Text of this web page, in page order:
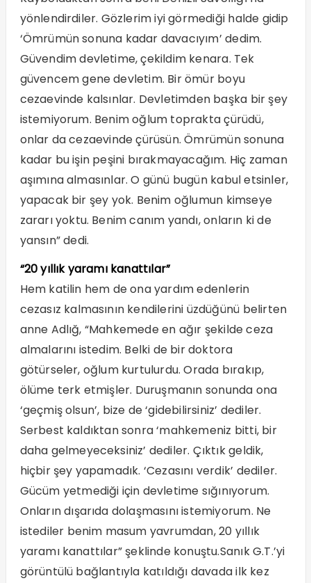
yönlendirdiler. Gözlerim iyi görmediği halde gidip
‘Ömrümün sonuna kadar davacıyım’ dedim.
Güvendim devletime, çekildim kenara. Tek
güvencem gene devletim. Bir ömür boyu
cezaevinde kalsınlar. Devletimden başka bir şey
istemiyorum. Benim oğlum toprakta çürüdü,
onlar da cezaevinde çürüsün. Ömrümün sonuna
kadar bu işin peşini bırakmayacağım. Hiç zaman
aşımına almasınlar. O günü bugün kabul etsinler,
yapacak bir şey yok. Benim oğlumun kimseye
zararı yoktu. Benim canım yandı, onların ki de
yansın” dedi.
“20 yıllık yaramı kanattılar”
Hem katilin hem de ona yardım edenlerin
cezasız kalmasının kendilerini üzdüğünü belirten
anne Adlığ, “Mahkemede en ağır şekilde ceza
almalarını istedim. Belki de bir doktora
götürseler, oğlum kurtulurdu. Orada bırakıp,
ölüme terk etmişler. Duruşmanın sonunda ona
‘geçmiş olsun’, bize de ‘gidebilirsiniz’ dediler.
Serbest kaldıktan sonra ‘mahkemeniz bitti, bir
daha gelmeyeceksiniz’ dediler. Çıktık geldik,
hiçbir şey yapamadık. ‘Cezasını verdik’ dediler.
Gücüm yetmediği için devletime sığınıyorum.
Onların dışarıda dolaşmasını istemiyorum. Ne
istediler benim masum yavrumdan, 20 yıllık
yaramı kanattılar” şeklinde konuştu.Sanık G.T.’yi
görüntülü bağlantıyla katıldığı davada ilk kez